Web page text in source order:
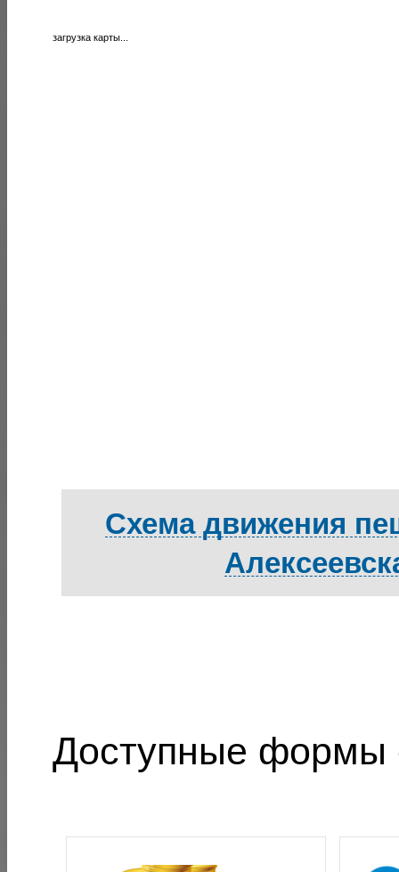
загрузка карты...
Схема движения
Доступные формы